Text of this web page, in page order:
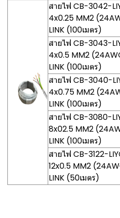
สายไฟ CB-3042-
4x0.25 MM2
LINK (100เมตร)
สายไฟ CB-3043-
4x0.5 MM2
LINK (100เมตร)
สายไฟ CB-3040-
4x0.75 MM2
LINK (100เมตร)
สายไฟ CB-3080-
8x02.5 MM2
LINK (100เมตร)
สายไฟ CB-3122-
12x0.5 MM2
LINK (50เมตร)